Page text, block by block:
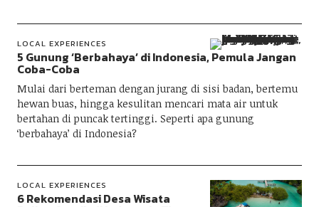
LOCAL EXPERIENCES
5 Gunung ‘Berbahaya’ di Indonesia, Pemula Jangan
Coba-Coba
Mulai dari berteman dengan jurang di sisi badan, bertemu
hewan buas, hingga kesulitan mencari mata air untuk
bertahan di puncak tertinggi. Seperti apa gunung
‘berbahaya’ di Indonesia?
LOCAL EXPERIENCES
6 Rekomendasi Desa Wisata